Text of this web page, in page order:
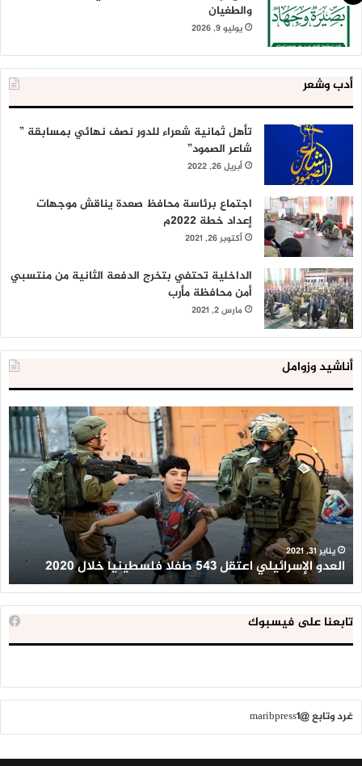
والطغيان
يوليو 9, 2026
أدب وشعر
تأهل ثمانية شعراء للدور نصف نهائي بمسابقة ”
شاعر الصمود”
أبريل 26, 2022
اجتماع برئاسة محافظ صعدة يناقش موجهات
إعداد خطة 2022م
أكتوبر 26, 2021
الداخلية تحتفي بتخرج الدفعة الثانية من منتسبي
أمن محافظة مأرب
مارس 2, 2021
أناشيد وزوامل
العدو
الإسرائيلي
اعتقل
543
طفلا
فلسطينيا
خلال
2020
يناير 31, 2021
العدو الإسرائيلي اعتقل 543 طفلا فلسطينيا خلال 2020
تابعنا على فيسبوك
غرد وتابع @maribpress1